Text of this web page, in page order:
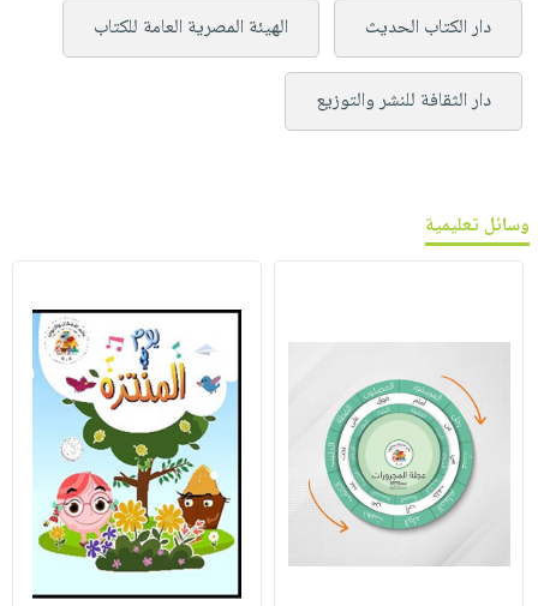
دار الكتاب الحديث الهيئة المصرية العامة للكتاب
دار الثقافة للنشر والتوزيع
وسائل تعليمية